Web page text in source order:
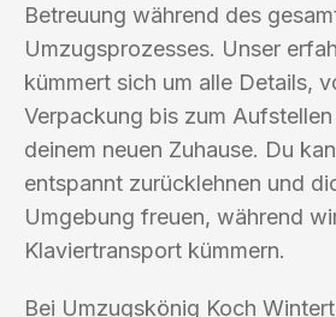
Betreuung während des
Umzugsprozesses. Unser
kümmert sich um alle Details,
Verpackung bis zum
deinem neuen Zuhause. Du
entspannt zurücklehnen und
Umgebung freuen, während
Klaviertransport kümmern.
Bei Umzugskönig Koch